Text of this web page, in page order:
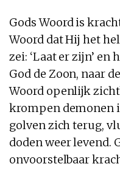
Gods Woord is
Woord dat Hij het
zei: ‘Laat er zijn’ en
God de Zoon, naar
Woord openlijk
krompen demonen
golven zich terug,
doden weer levend.
onvoorstelbaar